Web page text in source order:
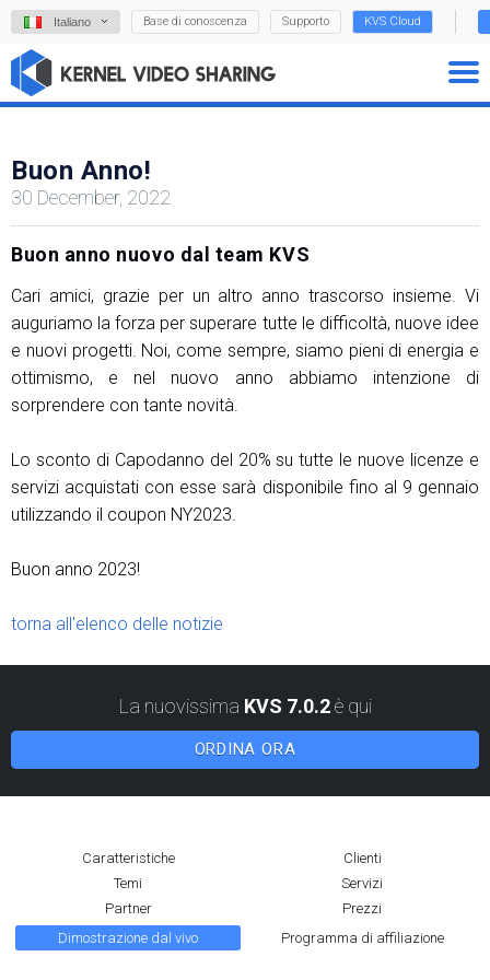
Italiano Base di conoscenza Supporto KVS Cloud
Buon Anno!
30 December, 2022
Buon anno nuovo dal team KVS
Cari amici, grazie per un altro anno trascorso insieme. Vi
auguriamo la forza per superare tutte le difficoltà, nuove idee
e nuovi progetti. Noi, come sempre, siamo pieni di energia e
ottimismo, e nel nuovo anno abbiamo intenzione di
sorprendere con tante novità.
Lo sconto di Capodanno del 20% su tutte le nuove licenze e
servizi acquistati con esse sarà disponibile fino al 9 gennaio
utilizzando il coupon NY2023.
Buon anno 2023!
torna all'elenco delle notizie
La nuovissima KVS 7.0.2è qui
ORDINA ORA
Caratteristiche
Clienti
Temi
Servizi
Partner
Prezzi
Dimostrazione dal vivo
Programma di affiliazione